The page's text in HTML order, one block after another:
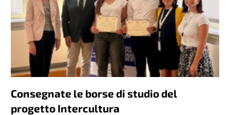
Consegnate le borse di studio del
progetto Intercultura